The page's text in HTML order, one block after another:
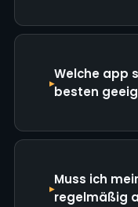
Welche app
besten
Muss ich
regelmäßig